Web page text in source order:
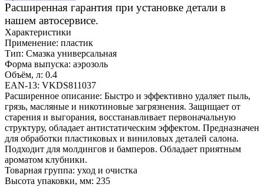
Расширенная гарантия при установке детали в
нашем автосервисе.
Характеристики
Применение: пластик
Тип: Смазка универсальная
Форма выпуска: аэрозоль
Объём, л: 0.4
EAN-13: VKDS811037
Расширенное описание: Быстро и эффективно удаляет пыль,
грязь, масляные и никотиновые загрязнения. Защищает от
старения и выгорания, восстанавливает первоначальную
структуру, обладает антистатическим эффектом. Предназначен
для обработки пластиковых и виниловых деталей салона.
Подходит для молдингов и бамперов. Обладает приятным
ароматом клубники.
Товарная группа: уход и очистка
Высота упаковки, мм: 235